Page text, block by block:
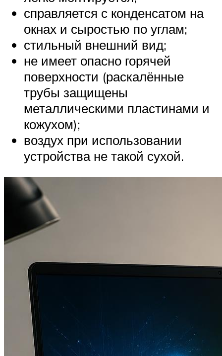
справляется с конденсатом на
окнах и сыростью по углам;
стильный внешний вид;
не имеет опасно горячей
поверхности (раскалённые
трубы защищены
металлическими пластинами и
кожухом);
воздух при использовании
устройства не такой сухой.